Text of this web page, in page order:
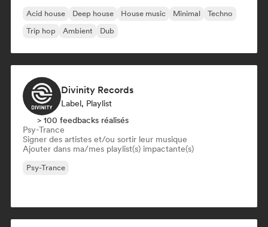
Acid house Deep house House music Minimal
Techno
Trip hop
Ambient Dub
Divinity Records
Label, Playlist
> 100 feedbacks réalisés
Psy-Trance
Signer des artistes et/ou sortir leur musique
Ajouter dans ma/mes playlist(s) impactante(s)
Psy-Trance